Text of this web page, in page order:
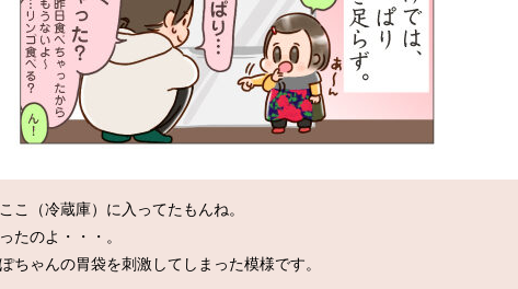
こ（冷蔵庫）に入ってたもんね。
たのよ・・・。
ちゃんの胃袋を刺激してしまった模様です。